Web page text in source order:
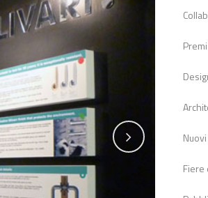
Premi
Fiere